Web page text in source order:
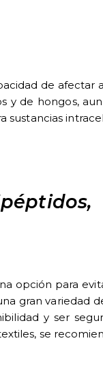
de afectar
de hongos,
opción para
gran variedad
y ser
se